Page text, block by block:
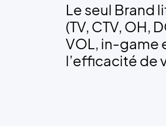
Le seul Brand
(TV, CTV, OH,
VOL, in-game
l’efficacité de